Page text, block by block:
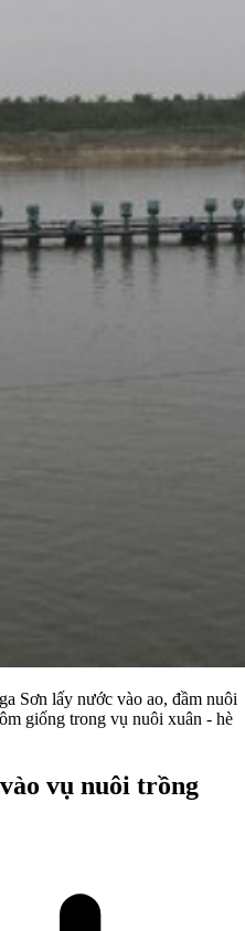
Sơn lấy nước vào ao, đầm nuôi
giống trong vụ nuôi xuân - hè
vụ nuôi trồng